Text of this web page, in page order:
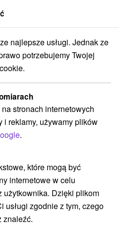
wellness z szeroką gamą
pobyt
gamą zabiegów
Piešťany
datę
najlepsze usługi. Jednak ze
potrzebujemy Twojej
stronach internetowych
i reklamy, używamy plików
.
które mogą być
internetowe w celu
użytkownika. Dzięki plikom
usługi zgodnie z tym, czego
znaleźć.